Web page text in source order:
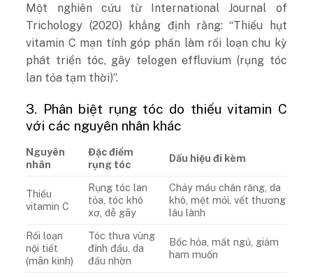
Một nghiên cứu từ International Journal of
Trichology (2020) khẳng định rằng: “Thiếu hụt
vitamin C mạn tính góp phần làm rối loạn chu kỳ
phát triển tóc, gây telogen effluvium (rụng tóc
lan tỏa tạm thời)”.
3. Phân biệt rụng tóc do thiếu vitamin C
với các nguyên nhân khác
Nguyên
nhân
Đặc điểm
rụng tóc
Dấu hiệu đi kèm
Thiếu
vitamin C
Rụng tóc lan
tỏa, tóc khô
xơ, dễ gãy
Chảy máu chân răng, da
khô, mệt mỏi, vết thương
lâu lành
Rối loạn
nội tiết
(mãn kinh)
Tóc thưa vùng
đỉnh đầu, da
đầu nhờn
Bốc hỏa, mất ngủ, giảm
ham muốn